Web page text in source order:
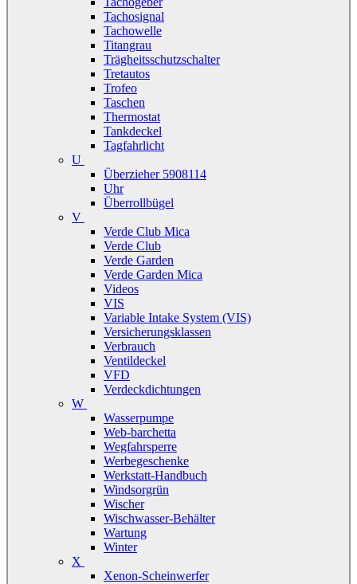
Tachosignal
Tachowelle
Titangrau
Trägheitsschutzschalter
Tretautos
Trofeo
Taschen
Thermostat
Tankdeckel
Tagfahrlicht
U
Überzieher 5908114
Uhr
Überrollbügel
V
Verde Club Mica
Verde Club
Verde Garden
Verde Garden Mica
Videos
VIS
Variable Intake System (VIS)
Versicherungsklassen
Verbrauch
Ventildeckel
VFD
Verdeckdichtungen
W
Wasserpumpe
Web-barchetta
Wegfahrsperre
Werbegeschenke
Werkstatt-Handbuch
Windsorgrün
Wischer
Wischwasser-Behälter
Wartung
Winter
X
Xenon-Scheinwerfer